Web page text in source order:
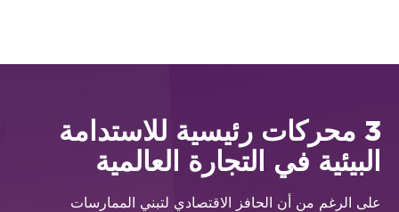
3 محركات رئيسية للاستدامة
البيئية في التجارة العالمية
على الرغم من أن الحافز الاقتصادي لتبني الممارسات